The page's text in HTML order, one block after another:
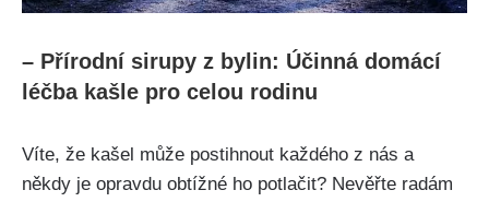
– Přírodní sirupy z bylin: Účinná domácí
léčba⁣ kašle pro celou rodinu
Víte, že kašel může postihnout každého z nás a
někdy je opravdu obtížné ho potlačit? ‍Nevěřte⁣ radám